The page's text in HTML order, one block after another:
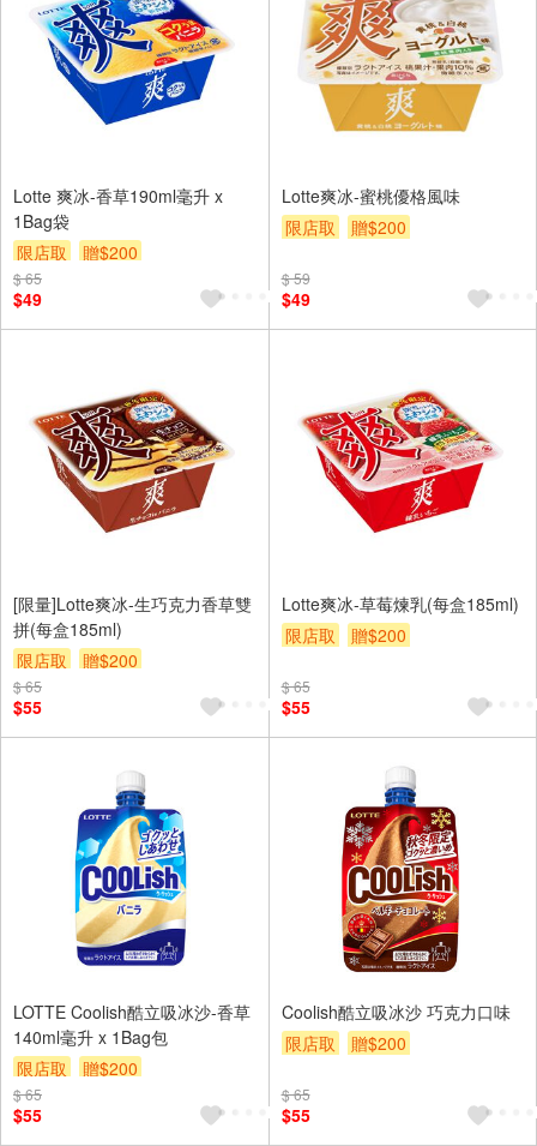
Lotte 爽冰-香草190ml毫升 x
1Bag袋
限店取
贈$200
$ 65
$49
Lotte爽冰-蜜桃優格風味
限店取
贈$200
$ 59
$49
[限量]Lotte爽冰-生巧克力香草雙
拼(每盒185ml)
限店取
贈$200
$ 65
$55
Lotte爽冰-草莓煉乳(每盒185ml)
限店取
贈$200
$ 65
$55
LOTTE Coolish酷立吸冰沙-香草
140ml毫升 x 1Bag包
限店取
贈$200
$ 65
$55
Coolish酷立吸冰沙 巧克力口味
限店取
贈$200
$ 65
$55